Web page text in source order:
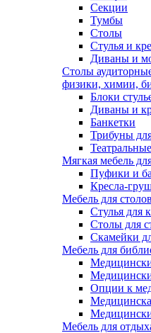
Секции
Тумбы
Столы
Стулья и
Диваны и
Столы
физики, химии,
Блоки
Диваны и
Банкетки
Трибуны
Мягкая мебель
Пуфики и
Кресла-
Мебель для
Cтулья для
Cтолы для
Скамейки
Мебель для
Опции к
Мебель для